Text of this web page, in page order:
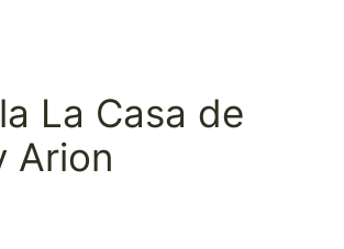
La Casa de
Arion